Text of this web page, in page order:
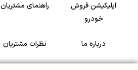
اپلیکیشن فروش
خودرو
راهنمای مشتریان
درباره ما نظرات مشتریان